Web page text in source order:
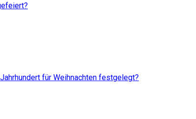
für Weihnachten festgelegt?